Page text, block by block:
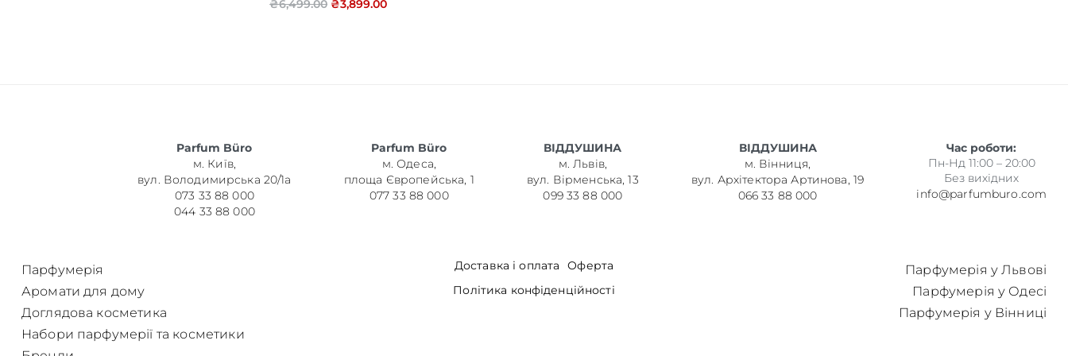
₴6,499.00 ₴3,899.00
Parfum Büro
м. Київ,
вул. Володимирська 20/1а
073 33 88 000
044 33 88 000
Parfum Büro
м. Одеса,
площа Європейська, 1
077 33 88 000
ВІДДУШИНА
м. Львів,
вул. Вірменська, 13
099 33 88 000
ВІДДУШИНА
м. Вінниця,
вул. Архітектора Артинова, 19
066 33 88 000
Час роботи:
Пн-Нд 11:00 – 20:00
Без вихідних
info@parfumburo.com
Парфумерія
Аромати для дому
Доглядова косметика
Набори парфумерії та косметики
Доставка і оплата
Оферта
Політика конфіденційності
Парфумерія у Львові
Парфумерія у Одесі
Парфумерія у Вінниці